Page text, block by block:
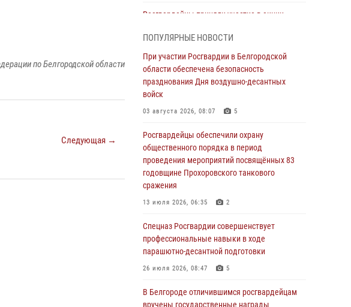
по Белгородской области
Следующая →
Росгвардейцы приняли участие в акции
годовщине освобождения Белгорода от
немецко ‑фашистских захватчиков
05 августа 2026, 08:34 4
Росгвардия призывает белгородских
владельцев оружия не затягивать с
05 августа 2026, 05:01
Росгвардейцы спасли раненого при атаке
FPV-дрона ВСУ жителя белгородского
приграничья
04 августа 2026, 10:43
За неделю белгородские росгвардейцы
пресекли свыше 130 правонарушений
04 августа 2026, 06:03
подозреваемую в краже товаров из
гипермаркета в Белгороде
ПОПУЛЯРНЫЕ НОВОСТИ
При участии Росгвардии в Белгородской
области обеспечена безопасность
празднования Дня воздушно-десантных
войск
03 августа 2026, 08:07 5
Росгвардейцы обеспечили охрану
общественного порядка в период
проведения мероприятий посвящённых 83
годовщине Прохоровского танкового
сражения
13 июля 2026, 06:35 2
Спецназ Росгвардии совершенствует
профессиональные навыки в ходе
парашютно-десантной подготовки
26 июля 2026, 08:47 5
В Белгороде отличившимся росгвардейцам
вручены государственные награды